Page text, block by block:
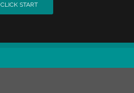
CLICK START